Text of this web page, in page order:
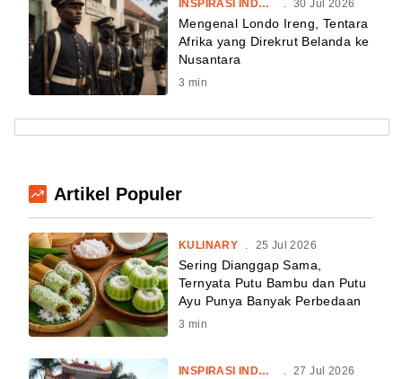
INSPIRASI INDONESIA 30 Jul 2026
Mengenal Londo Ireng, Tentara
Afrika yang Direkrut Belanda ke
Nusantara
3 min
Artikel Populer
KULINARY . 25 Jul 2026
Sering Dianggap Sama,
Ternyata Putu Bambu dan Putu
Ayu Punya Banyak Perbedaan
3 min
INSPIRASI INDONESIA . 27 Jul 2026